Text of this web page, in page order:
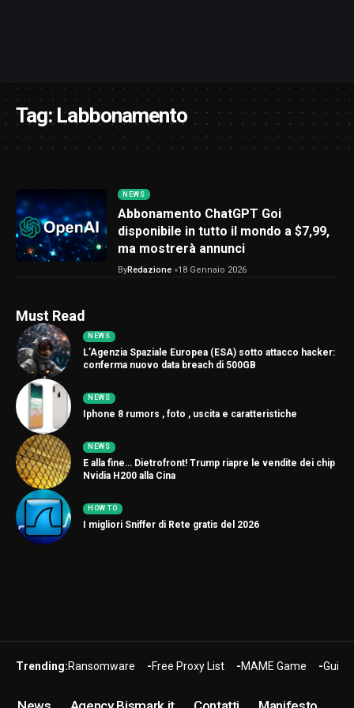
Tag:Labbonamento
NEWS
Abbonamento ChatGPT Goi
disponibile in tutto il mondo a $7,99,
ma mostrerà annunci
ByRedazione 18 Gennaio 2026
Must Read
NEWS
L’Agenzia Spaziale Europea (ESA) sotto attacco hacker:
conferma nuovo data breach di 500GB
NEWS
Iphone 8 rumors , foto , uscita e caratteristiche
NEWS
E alla fine… Dietrofront! Trump riapre le vendite dei chip
Nvidia H200 alla Cina
HOW TO
I migliori Sniffer di Rete gratis del 2026
Trending:Ransomware Free Proxy List MAME Game Guide